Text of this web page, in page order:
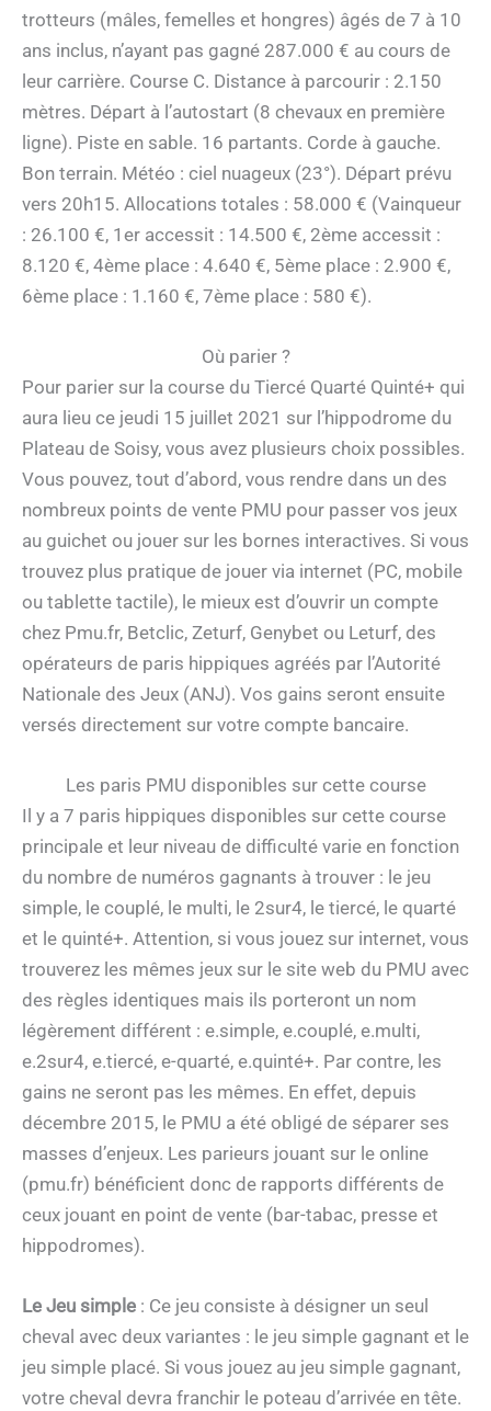
trotteurs (mâles, femelles et hongres) âgés de 7 à 10
ans inclus, n’ayant pas gagné 287.000 € au cours de
leur carrière. Course C. Distance à parcourir : 2.150
mètres. Départ à l’autostart (8 chevaux en première
ligne). Piste en sable. 16 partants. Corde à gauche.
Bon terrain. Météo : ciel nuageux (23°). Départ prévu
vers 20h15. Allocations totales : 58.000 € (Vainqueur
: 26.100 €, 1er accessit : 14.500 €, 2ème accessit :
8.120 €, 4ème place : 4.640 €, 5ème place : 2.900 €,
6ème place : 1.160 €, 7ème place : 580 €).
Où parier ?
Pour parier sur la course du Tiercé Quarté Quinté+ qui
aura lieu ce jeudi 15 juillet 2021 sur l’hippodrome du
Plateau de Soisy, vous avez plusieurs choix possibles.
Vous pouvez, tout d’abord, vous rendre dans un des
nombreux points de vente PMU pour passer vos jeux
au guichet ou jouer sur les bornes interactives. Si vous
trouvez plus pratique de jouer via internet (PC, mobile
ou tablette tactile), le mieux est d’ouvrir un compte
chez Pmu.fr, Betclic, Zeturf, Genybet ou Leturf, des
opérateurs de paris hippiques agréés par l’Autorité
Nationale des Jeux (ANJ). Vos gains seront ensuite
versés directement sur votre compte bancaire.
Les paris PMU disponibles sur cette course
Il y a 7 paris hippiques disponibles sur cette course
principale et leur niveau de difficulté varie en fonction
du nombre de numéros gagnants à trouver : le jeu
simple, le couplé, le multi, le 2sur4, le tiercé, le quarté
et le quinté+. Attention, si vous jouez sur internet, vous
trouverez les mêmes jeux sur le site web du PMU avec
des règles identiques mais ils porteront un nom
légèrement différent : e.simple, e.couplé, e.multi,
e.2sur4, e.tiercé, e-quarté, e.quinté+. Par contre, les
gains ne seront pas les mêmes. En effet, depuis
décembre 2015, le PMU a été obligé de séparer ses
masses d’enjeux. Les parieurs jouant sur le online
(pmu.fr) bénéficient donc de rapports différents de
ceux jouant en point de vente (bar-tabac, presse et
hippodromes).
Le Jeu simple : Ce jeu consiste à désigner un seul
cheval avec deux variantes : le jeu simple gagnant et le
jeu simple placé. Si vous jouez au jeu simple gagnant,
votre cheval devra franchir le poteau d’arrivée en tête.